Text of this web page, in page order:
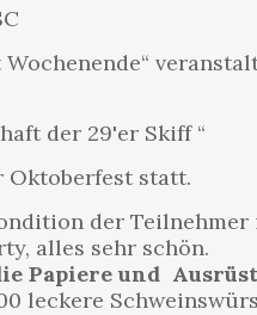
der 29'er Skiff “
Oktoberfest statt.
der
alles sehr schön.
Papiere und
leckere